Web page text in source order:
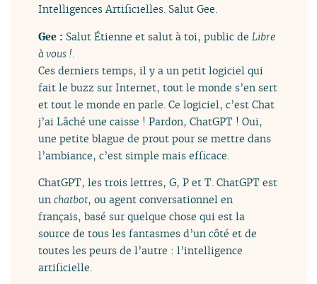
Intelligences Artificielles. Salut Gee.
Gee : Salut Étienne et salut à toi, public de Libre
à vous !
Ces derniers temps, il y a un petit logiciel qui
fait le buzz sur Internet, tout le monde s’en sert
et tout le monde en parle. Ce logiciel, c’est Chat
j’ai Lâché une caisse ! Pardon, ChatGPT ! Oui,
une petite blague de prout pour se mettre dans
l’ambiance, c’est simple mais efficace.
ChatGPT, les trois lettres, G, P et T. ChatGPT est
unchatbot, ou agent conversationnel en
français, basé sur quelque chose qui est la
source de tous les fantasmes d’un côté et de
toutes les peurs de l’autre : l’intelligence
artificielle.